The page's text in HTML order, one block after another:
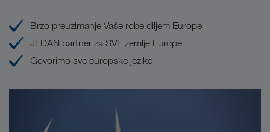
Brzo preuzimanje Vaše robe diljem Europe
JEDAN partner za SVE zemlje Europe
Govorimo sve europske jezike